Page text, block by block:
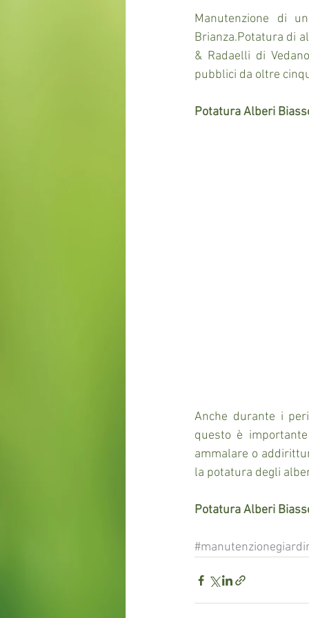
Manutenzione di
Brianza.Potatura di
& Radaelli di
pubblici da oltre
Potatura Alberi
Anche durante i
questo è
ammalare o
la potatura degli
Potatura Alberi